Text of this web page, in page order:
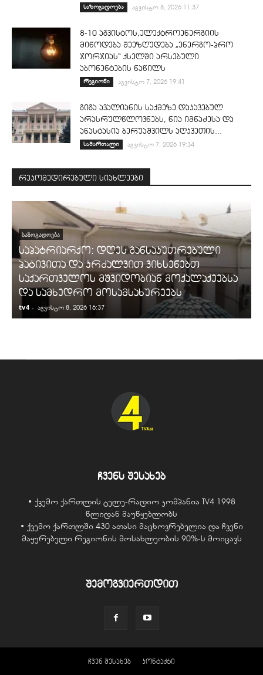
საზოგადოება აგვისტო 8, 2026 11:37
8-10 აგვისტოს,ელექტროენერგიის
მიწოდება შეეზღუდება „ენერგო-პრო
ჯორჯიას“ ქსელში არსებული
აბონენტების ნაწილს
რეგიონი აგვისტო 7, 2026 19:41
გიგა ავალიანის საქმეზე დაკავებულ
არასრულწლოვნებს, ნია იმნაძესა და
ანასტასია ბერუაშვილს აღკვეთის...
სამართალი აგვისტო 7, 2026 19:34
რეკომედირებული სიახლეები
ᲡᲐᲖᲝᲒᲐᲓᲝᲔᲑᲐ
საპატრიარქო: დღეს განსაკუთრებული
პატივითა და კრძალვით ვიხსენებთ
საქართველოს მშვიდობიან მოქალაქეებსა
და სამხედრო მოსამსახურეებს
tv4 - აგვისტო 8, 2026 16:37
ჩვენს შესახებ
• ქვემო ქართლის ტელე-რადიო კომპანია TV4 1998
წლიდან მაუწყებლობს
• ქვემო ქართლში 430 ათასი მაცხოვრებელია და ჩვენი
მაყურებელი რეგიონის მოსახლეობის 90%-ს მოიცავს
შემოგვიერთდით
ჩვენ შესახებ კონტაქტი